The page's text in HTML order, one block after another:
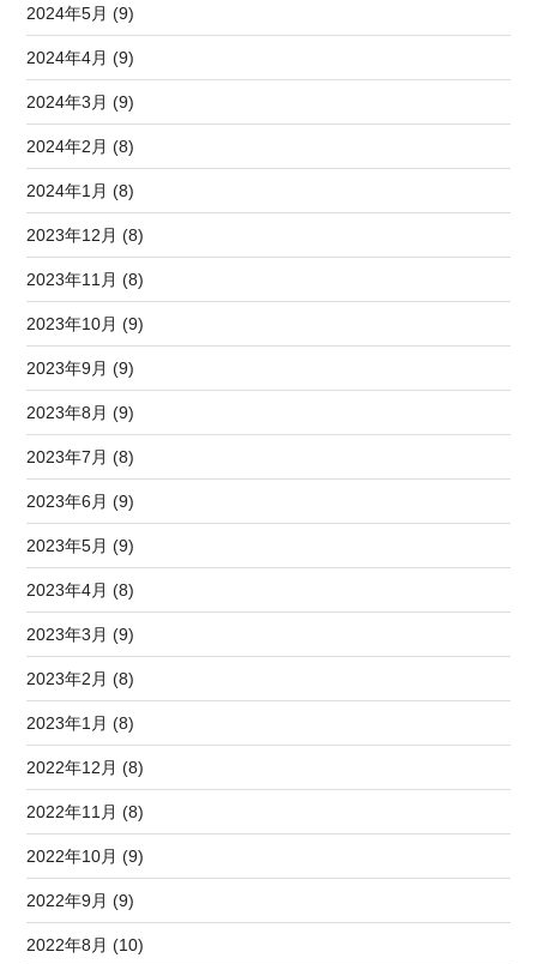
2024年5月 (9)
2024年4月 (9)
2024年3月 (9)
2024年2月 (8)
2024年1月 (8)
2023年12月 (8)
2023年11月 (8)
2023年10月 (9)
2023年9月 (9)
2023年8月 (9)
2023年7月 (8)
2023年6月 (9)
2023年5月 (9)
2023年4月 (8)
2023年3月 (9)
2023年2月 (8)
2023年1月 (8)
2022年12月 (8)
2022年11月 (8)
2022年10月 (9)
2022年9月 (9)
2022年8月 (10)